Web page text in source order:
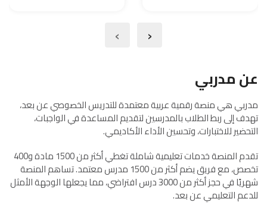
‹
›
عن مدربي
مدربي هي منصة رقمية عربية معتمدة للتدريس الخصوصي عن بعد،
تهدف إلى ربط الطلاب بالمدرسين لتقديم المساعدة في الواجبات،
التحضير للاختبارات، وتحسين الأداء الأكاديمي.
تقدم المنصة خدمات تعليمية شاملة تغطي أكثر من 1500 مادة و400
تخصص، مع فريق يضم أكثر من 1500 مدرس معتمد. تساهم المنصة
شهريًا في حجز أكثر من 3000 درس افتراضي، مما يجعلها الوجهة الأمثل
للدعم التعليمي عن بعد.